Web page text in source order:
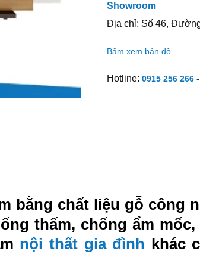
Showroom
Địa chỉ: Số 46,
Bấm xem bản đồ
Hotline: 0915 256 266-
bằng chất liệu gỗ công
thấm, chống ẩm
nội thất gia đình khác